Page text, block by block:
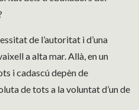
de l’autoritat i d’una
a alta mar. Allà, en un
i cadascú depèn de
de tots a la voluntat d’un de